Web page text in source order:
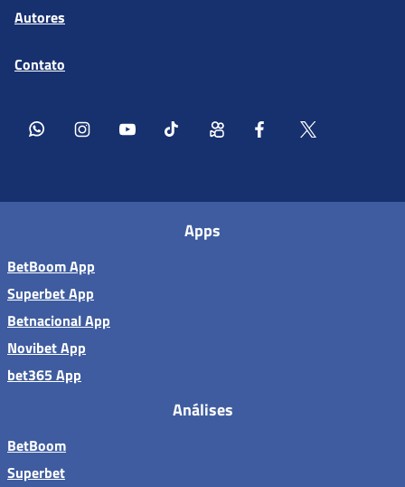
Autores
Contato
Apps
BetBoom App
Superbet App
Betnacional App
Novibet App
bet365 App
Análises
BetBoom
Superbet